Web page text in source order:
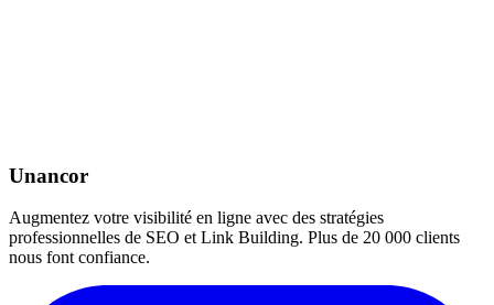
Unancor
Augmentez votre visibilité en ligne avec des stratégies
professionnelles de SEO et Link Building. Plus de 20 000 clients
nous font confiance.